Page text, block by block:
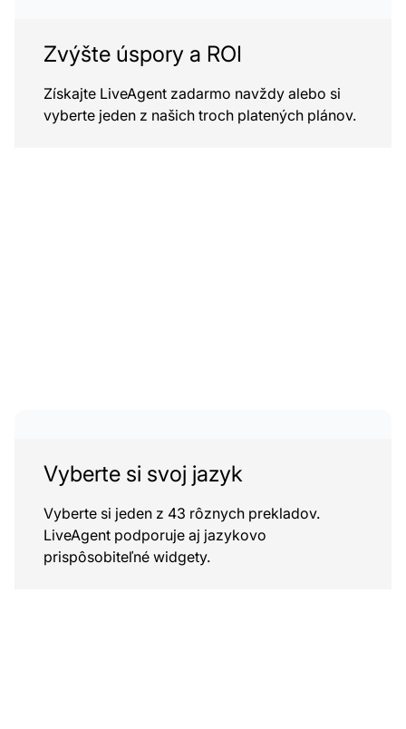
Zvýšte úspory a ROI
Získajte LiveAgent zadarmo navždy alebo si
vyberte jeden z našich troch platených plánov.
Vyberte si svoj jazyk
Vyberte si jeden z 43 rôznych prekladov.
LiveAgent podporuje aj jazykovo
prispôsobiteľné widgety.